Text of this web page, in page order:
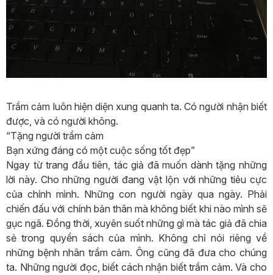
Trầm cảm luôn hiện diện xung quanh ta. Có người nhận biết
được, và có người không.
“Tặng người trầm cảm
Bạn xứng đáng có một cuộc sống tốt đẹp”
Ngay từ trang đầu tiên, tác giả đã muốn dành tặng những
lời này. Cho những người đang vật lộn với những tiêu cực
của chính mình. Những con người ngày qua ngày. Phải
chiến đấu với chính bản thân mà không biết khi nào mình sẽ
gục ngã. Đồng thời, xuyên suốt những gì mà tác giả đã chia
sẻ trong quyển sách của mình. Không chỉ nói riêng về
những bệnh nhân trầm cảm. Ông cũng đã đưa cho chúng
ta. Những người đọc, biết cách nhận biết trầm cảm. Và cho